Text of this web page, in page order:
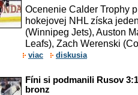
Ocenenie Calder Trophy
hokejovej NHL získa
(Winnipeg Jets), Auston
Leafs), Zach Werenski
viac diskusia
Fíni si podmanili Rusov
bronz